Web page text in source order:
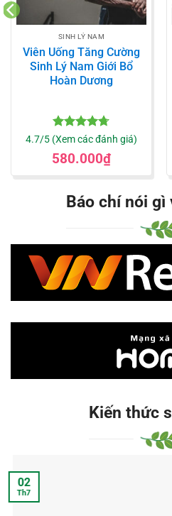
SINH LÝ NAM
Viên Uống Tăng Cường
Sinh Lý Nam Giới Bổ
Hoàn Dương
Được xếp
sao
4.7/5 (Xem các đánh giá)
580.000₫
Báo chí nói gì
Kiến thức
02
Th7